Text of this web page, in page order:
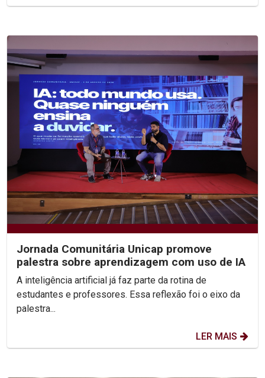
Jornada Comunitária Unicap promove
palestra sobre aprendizagem com uso de IA
A inteligência artificial já faz parte da rotina de
estudantes e professores. Essa reflexão foi o eixo da
palestra...
LER MAIS